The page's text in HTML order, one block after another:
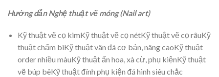
Hướng dẫn Nghệ thuật vẽ móng (Nail art)
Kỹ thuật vẽ cọ kimKỹ thuật vẽ cọ nétKỹ thuật vẽ cọ râuKỹ
thuật chấm biKỹ thuật vân đá cơ bản, nâng caoKỹ thuật
order nhiều màuKỹ thuật ẩn hoa, xà cừ, phụ kiệnKỹ thuật
vẽ búp bêKỹ thuật đính phụ kiện đá hình siêu chắc